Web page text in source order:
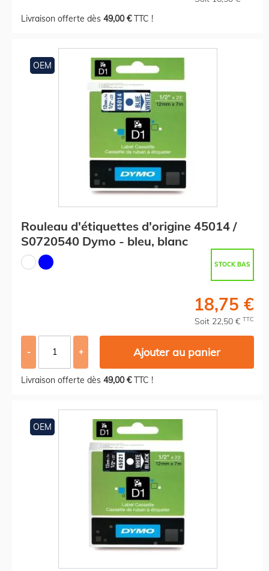
Livraison offerte dès 49,00 €TTC !
OEM
Rouleau d'étiquettes d'origine 45014 /
S0720540 Dymo - bleu, blanc
STOCK BAS
18,75 €
Soit 22,50 € TTC
- + Ajouter au panier
Livraison offerte dès 49,00 €TTC !
OEM